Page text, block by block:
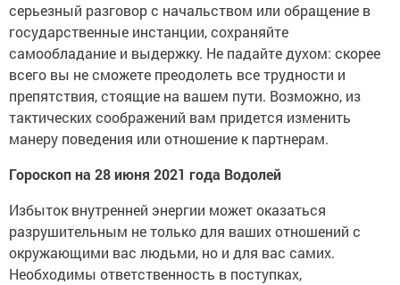
серьезный разговор с начальством или обращение в
государственные инстанции, сохраняйте
самообладание и выдержку. Не падайте духом: скорее
всего вы не сможете преодолеть все трудности и
препятствия, стоящие на вашем пути. Возможно, из
тактических соображений вам придется изменить
манеру поведения или отношение к партнерам.
Гороскоп на 28 июня 2021 года Водолей
Избыток внутренней энергии может оказаться
разрушительным не только для ваших отношений с
окружающими вас людьми, но и для вас самих.
Необходимы ответственность в поступках,